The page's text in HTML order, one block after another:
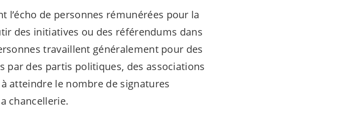
l’écho de personnes rémunérées pour la
des initiatives ou des référendums dans
travaillent généralement pour des
par des partis politiques, des associations
atteindre le nombre de signatures
chancellerie.